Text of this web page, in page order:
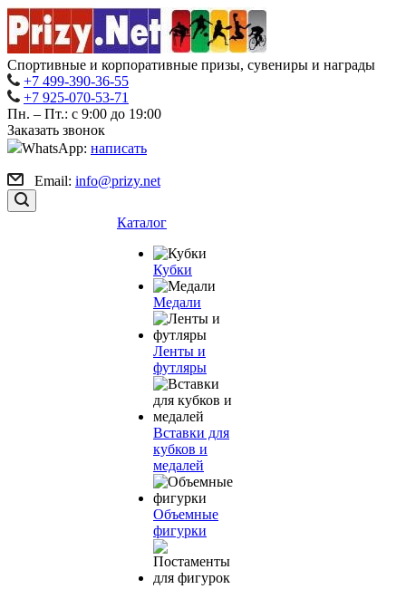
Спортивные и корпоративные призы, сувениры и награды
+7 499-390-36-55
+7 925-070-53-71
Пн. – Пт.: с 9:00 до 19:00
Заказать звонок
WhatsApp: написать
Email: info@prizy.net
Каталог
Кубки
Медали
Ленты и
футляры
Вставки для
кубков и
медалей
Объемные
фигурки